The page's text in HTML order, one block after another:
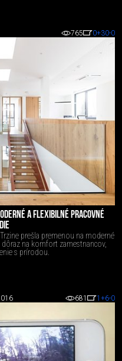
765 0+30-0
A FLEXIBILNÉ PRACOVNÉ
prešla premenou na moderné
na komfort zamestnancov,
s prírodou.
681 1 +6-0